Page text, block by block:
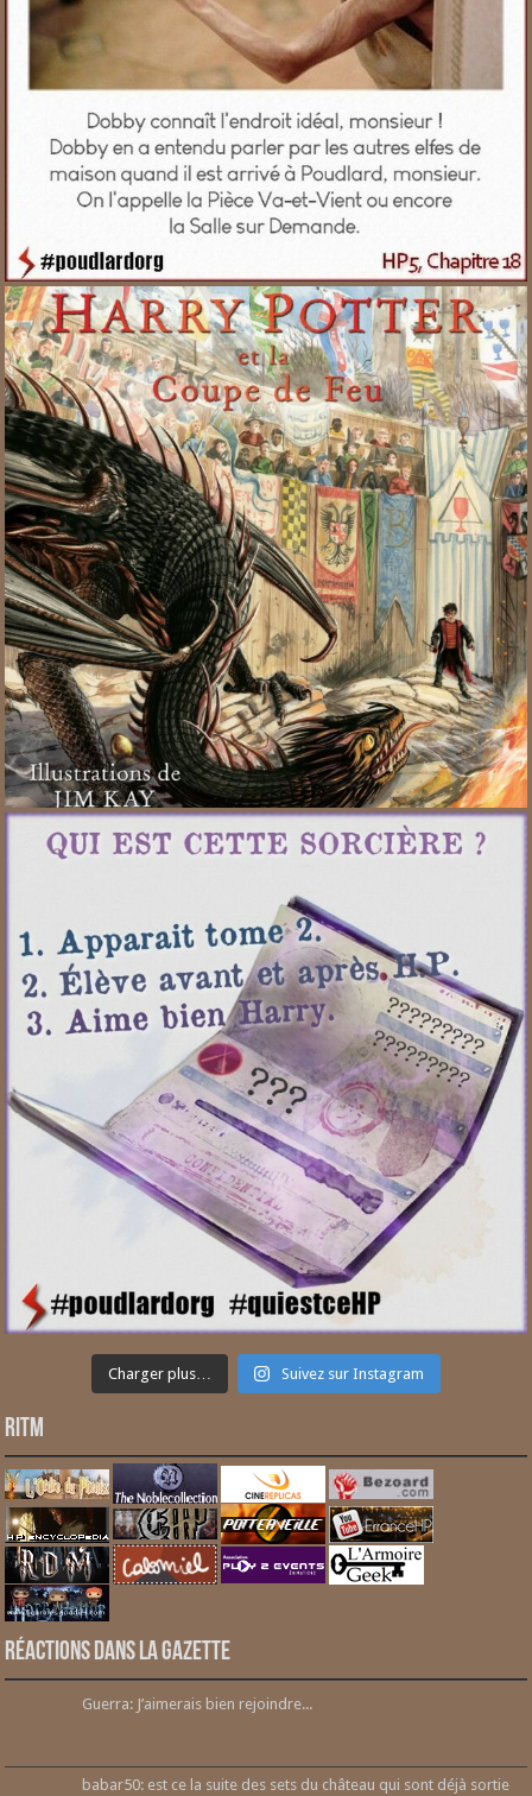
Charger plus… Suivez sur Instagram
RITM
Réactions dans la gazette
Guerra: J’aimerais bien rejoindre...
babar50: est ce la suite des sets du château qui sont déjà sortie